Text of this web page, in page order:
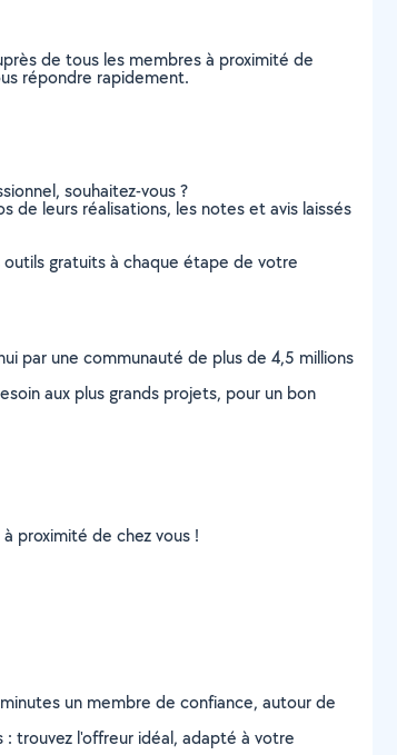
de tous les membres à proximité de
répondre rapidement.
souhaitez-vous ?
de leurs réalisations, les notes et avis laissés
gratuits à chaque étape de votre
par une communauté de plus de 4,5 millions
aux plus grands projets, pour un bon
proximité de chez vous !
un membre de confiance, autour de
trouvez l'offreur idéal, adapté à votre